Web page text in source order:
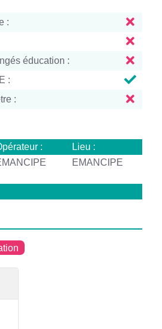
:
éducation :
:
:
:
Lieu :
EMANCIPE